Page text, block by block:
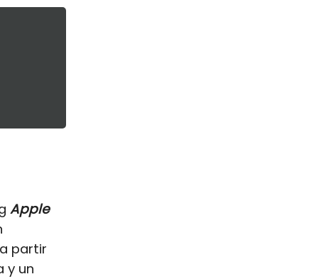
Apple
partir
y un